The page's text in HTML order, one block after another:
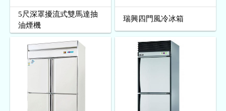
5尺深罩擾流式雙馬達抽
油煙機
瑞興四門風冷冰箱